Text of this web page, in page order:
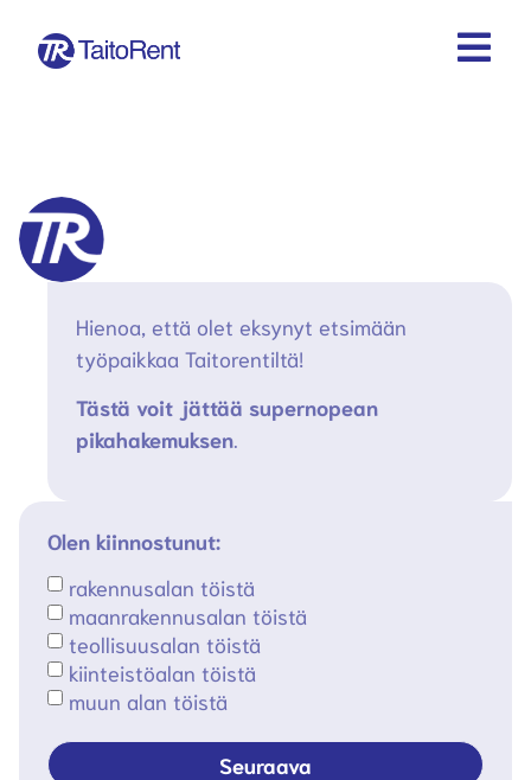
Hienoa, että olet eksynyt etsimään
työpaikkaa Taitorentiltä!
Tästä voit jättää supernopean
pikahakemuksen.
Olen kiinnostunut:
rakennusalan töistä
maanrakennusalan töistä
teollisuusalan töistä
kiinteistöalan töistä
muun alan töistä
Seuraava